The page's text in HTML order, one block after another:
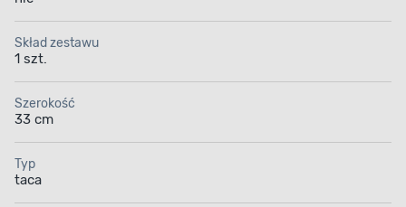
Skład zestawu
1 szt.
Szerokość
33 cm
Typ
taca